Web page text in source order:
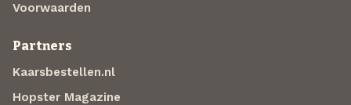
Voorwaarden
Partners
Kaarsbestellen.nl
Hopster Magazine